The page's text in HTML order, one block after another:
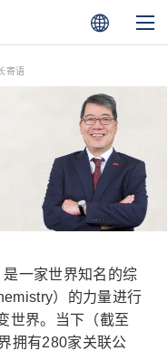
寄语
一家世界知名的综
）的力量进行
世界。当下（截至
拥有280家关联公